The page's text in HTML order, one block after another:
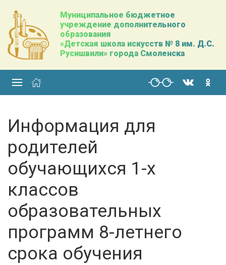
Муниципальное бюджетное
учреждение дополнительного
образования
«Детская школа искусств № 8 им. Д.С.
Русишвили» города Смоленска
Информация для
родителей
обучающихся 1-х
классов
образовательных
программ 8-летнего
срока обучения